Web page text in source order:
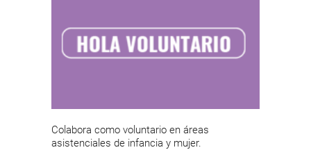
Colabora como voluntario en áreas
asistenciales de infancia y mujer.